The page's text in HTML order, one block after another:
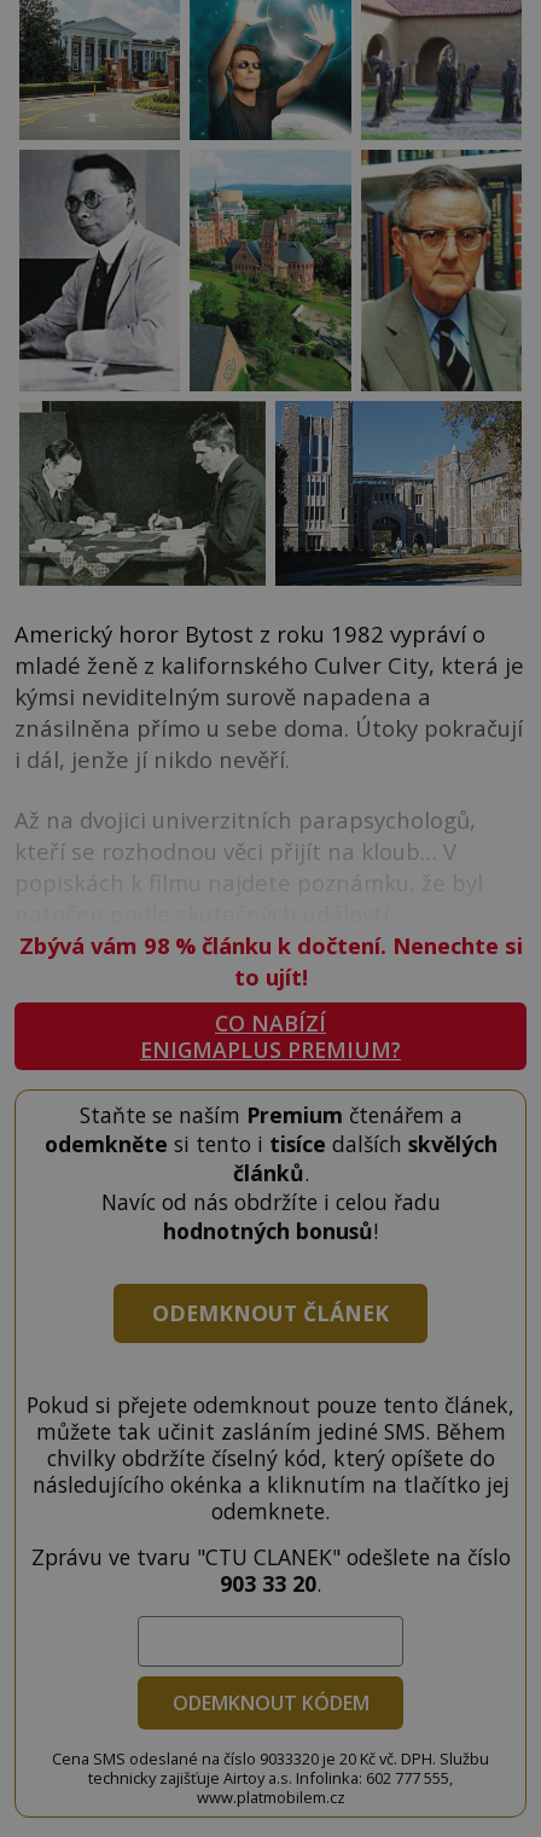
Americký horor Bytost z roku 1982 vypráví o
mladé ženě z kalifornského Culver City, která je
kýmsi neviditelným surově napadena a
znásilněna přímo u sebe doma. Útoky pokračují
i dál, jenže jí nikdo nevěří.
Až na dvojici univerzitních parapsychologů,
kteří se rozhodnou věci přijít na kloub… V
popiskách k filmu najdete poznámku, že byl
Zbývá vám 98 %článku k dočtení. Nenechte si
to ujít!
CO NABÍZÍ
ENIGMAPLUS PREMIUM?
Staňte se naším Premium čtenářem a
odemkněte si tento i tisíce dalších skvělých
článků.
Navíc od nás obdržíte i celou řadu
hodnotných bonusů!
ODEMKNOUT ČLÁNEK
Pokud si přejete odemknout pouze tento článek,
můžete tak učinit zasláním jediné SMS. Během
chvilky obdržíte číselný kód, který opíšete do
následujícího okénka a kliknutím na tlačítko jej
odemknete.
Zprávu ve tvaru "CTU CLANEK" odešlete na číslo
903 33 20.
ODEMKNOUT KÓDEM
Cena SMS odeslané na číslo 9033320 je 20 Kč vč. DPH. Službu
technicky zajišťuje Airtoy a.s. Infolinka: 602 777 555,
www.platmobilem.cz